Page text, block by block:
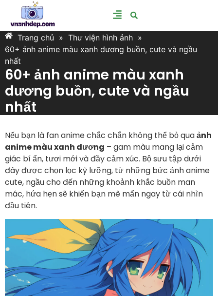
Trang chủ » Thư viện hình ảnh »
60+ ảnh anime màu xanh dương buồn, cute và ngầu
nhất
60+ ảnh anime màu xanh
dương buồn, cute và ngầu
nhất
Nếu bạn là fan anime chắc chắn không thể bỏ quaảnh
anime màu xanh dương – gam màu mang lại cảm
giác bí ẩn, tươi mới và đầy cảm xúc. Bộ sưu tập dưới
đây được chọn lọc kỹ lưỡng, từ những bức ảnh anime
cute, ngầu cho đến những khoảnh khắc buồn man
mác, hứa hẹn sẽ khiến bạn mê mẩn ngay từ cái nhìn
đầu tiên.